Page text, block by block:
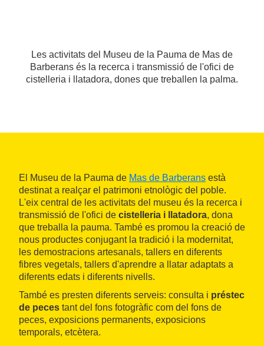
Les activitats del Museu de la Pauma de Mas de
Barberans és la recerca i transmissió de l'ofici de
cistelleria i llatadora, dones que treballen la palma.
El Museu de la Pauma de Mas de Barberans està
destinat a realçar el patrimoni etnològic del poble.
L'eix central de les activitats del museu és la recerca i
transmissió de l'ofici de cistelleria i llatadora, dona
que treballa la pauma. També es promou la creació de
nous productes conjugant la tradició i la modernitat,
les demostracions artesanals, tallers en diferents
fibres vegetals, tallers d'aprendre a llatar adaptats a
diferents edats i diferents nivells.
També es presten diferents serveis: consulta i préstec
de peces tant del fons fotogràfic com del fons de
peces, exposicions permanents, exposicions
temporals, etcètera.